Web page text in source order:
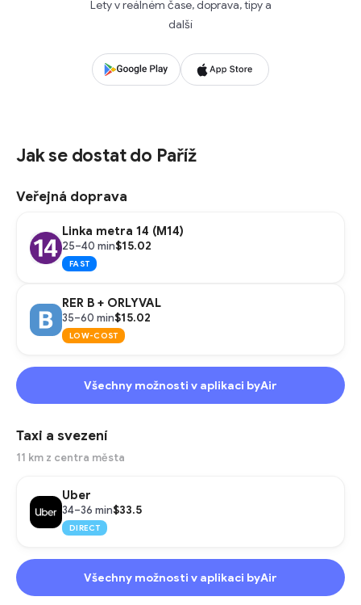
Lety v reálném čase, doprava, tipy a
další
Jak se dostat do Paříž
Veřejná doprava
Linka metra 14 (M14)
25–40 min$15.02
FAST
RER B + ORLYVAL
35–60 min$15.02
LOW-COST
Všechny možnosti v aplikaci byAir
Taxi a svezení
11 km z centra města
Uber
34–36 min$33.5
DIRECT
Všechny možnosti v aplikaci byAir